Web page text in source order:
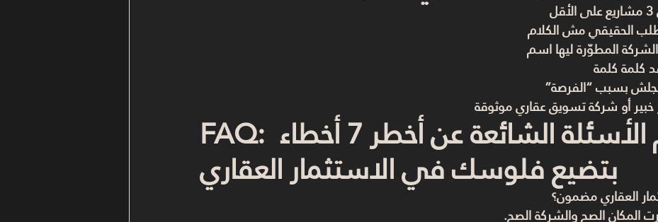
الحقيقي مش الكلام
الشركة المطوّرة ليها اسم
كلمة كلمة
بسبب “الفرصة”
أو شركة تسويق عقاري موثوقة
FAQ: أهم الأسئلة الشائعة عن أخطر 7 أخطاء
بتضيع فلوسك في الاستثمار العقاري
المكان الصح والشركة الصح.